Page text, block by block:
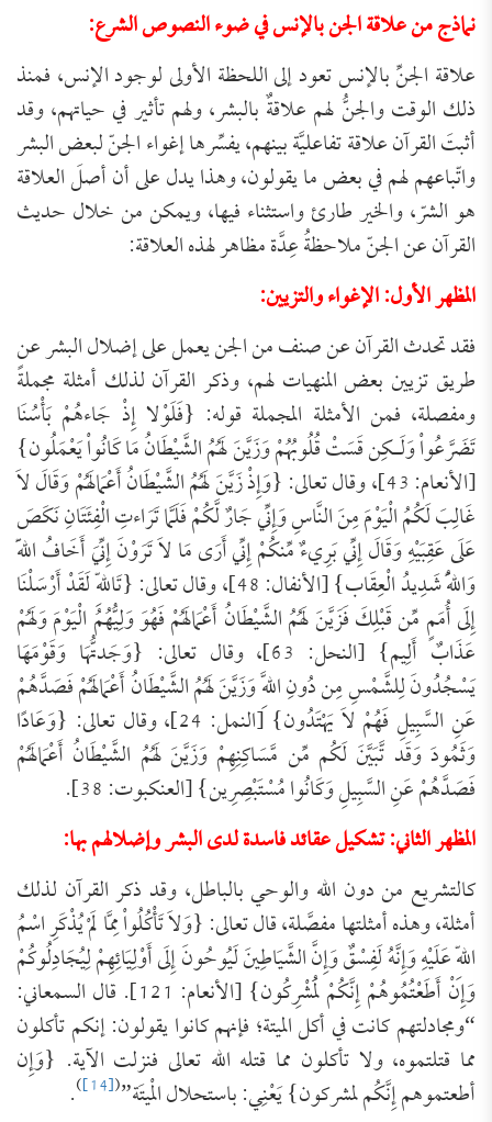
نماذج من علاقة الجن بالإنس في ضوء النصوص الشرع:
علاقة الجنِّ بالإنس تعود إلى اللحظة الأولى لوجود الإنس، فمنذ
ذلك الوقت والجنُّ لهم علاقةٌ بالبشر، ولهم تأثير في حياتهم، وقد
أثبتَ القرآن علاقة تفاعليَّة بينهم، يفسِّرها إغواء الجنّ لبعض البشر
واتّباعهم لهم في بعض ما يقولون، وهذا يدل على أن أصلَ العلاقة
هو الشرّ، والخير طارئ واستثناء فيها، ويمكن من خلال حديث
القرآن عن الجنّ ملاحظةُ عِدَّة مظاهر لهذه العلاقة:
المظهر الأول: الإغواء والتزيين:
فقد تحدث القرآن عن صنف من الجن يعمل على إضلال البشر عن
طريق تزيين بعض المنهيات لهم، وذكر القرآن لذلك أمثلة مجملةً
ومفصلة، فمن الأمثلة المجملة قوله: {فَلَوْلا إِذْ جَاءهُمْ بَأْسُنَا
تَضَرَّعُواْ وَلَـكِن قَسَتْ قُلُوبُهُمْ وَزَيَّنَ لَهُمُ الشَّيْطَانُ مَا كَانُواْ يَعْمَلُون}
[الأنعام: 43]، وقال تعالى: {وَإِذْ زَيَّنَ لَهُمُ الشَّيْطَانُ أَعْمَالَهُمْ وَقَالَ لاَ
غَالِبَ لَكُمُ الْيَوْمَ مِنَ النَّاسِ وَإِنِّي جَارٌ لَّكُمْ فَلَمَّا تَرَاءتِ الْفِئَتَانِ نَكَصَ
عَلَى عَقِبَيْهِ وَقَالَ إِنِّي بَرِيءٌ مِّنكُمْ إِنِّي أَرَى مَا لاَ تَرَوْنَ إِنِّيَ أَخَافُ اللّهَ
وَاللّهُ شَدِيدُ الْعِقَاب} [الأنفال: 48]، وقال تعالى: {تَاللّهِ لَقَدْ أَرْسَلْنَا
إِلَى أُمَمٍ مِّن قَبْلِكَ فَزَيَّنَ لَهُمُ الشَّيْطَانُ أَعْمَالَهُمْ فَهُوَ وَلِيُّهُمُ الْيَوْمَ وَلَهُمْ
عَذَابٌ أَلِيم} [النحل: 63]، وقال تعالى: {وَجَدتُّهَا وَقَوْمَهَا
يَسْجُدُونَ لِلشَّمْسِ مِن دُونِ اللَّهِ وَزَيَّنَ لَهُمُ الشَّيْطَانُ أَعْمَالَهُمْ فَصَدَّهُمْ
عَنِ السَّبِيلِ فَهُمْ لاَ يَهْتَدُون} [النمل: 24]، وقال تعالى: {وَعَادًا
وَثَمُودَ وَقَد تَّبَيَّنَ لَكُم مِّن مَّسَاكِنِهِمْ وَزَيَّنَ لَهُمُ الشَّيْطَانُ أَعْمَالَهُمْ
فَصَدَّهُمْ عَنِ السَّبِيلِ وَكَانُوا مُسْتَبْصِرِين} [العنكبوت: 38].
المظهر الثاني: تشكيل عقائد فاسدة لدى البشر وإضلالهم بها:
كالتشريع من دون الله والوحي بالباطل، وقد ذكر القرآن لذلك
أمثلة، وهذه أمثلتها مفصَّلة، قال تعالى: {وَلاَ تَأْكُلُواْ مِمَّا لَمْ يُذْكَرِ اسْمُ
اللّهِ عَلَيْهِ وَإِنَّهُ لَفِسْقٌ وَإِنَّ الشَّيَاطِينَ لَيُوحُونَ إِلَى أَوْلِيَائِهِمْ لِيُجَادِلُوكُمْ
وَإِنْ أَطَعْتُمُوهُمْ إِنَّكُمْ لَمُشْرِكُون} [الأنعام: 121]. قال السمعاني:
“ومجادلتهم كانت في أكل الميتة؛ فإنهم كانوا يقولون: إنكم تأكلون
مما قتلتموه، ولا تأكلون مما قتله الله تعالى فنزلت الآية. {وَإِن
أطعتموهم إِنَّكُم لمشركون} يَعْنِي: باستحلال الْميتَة”(
[14]
)
.